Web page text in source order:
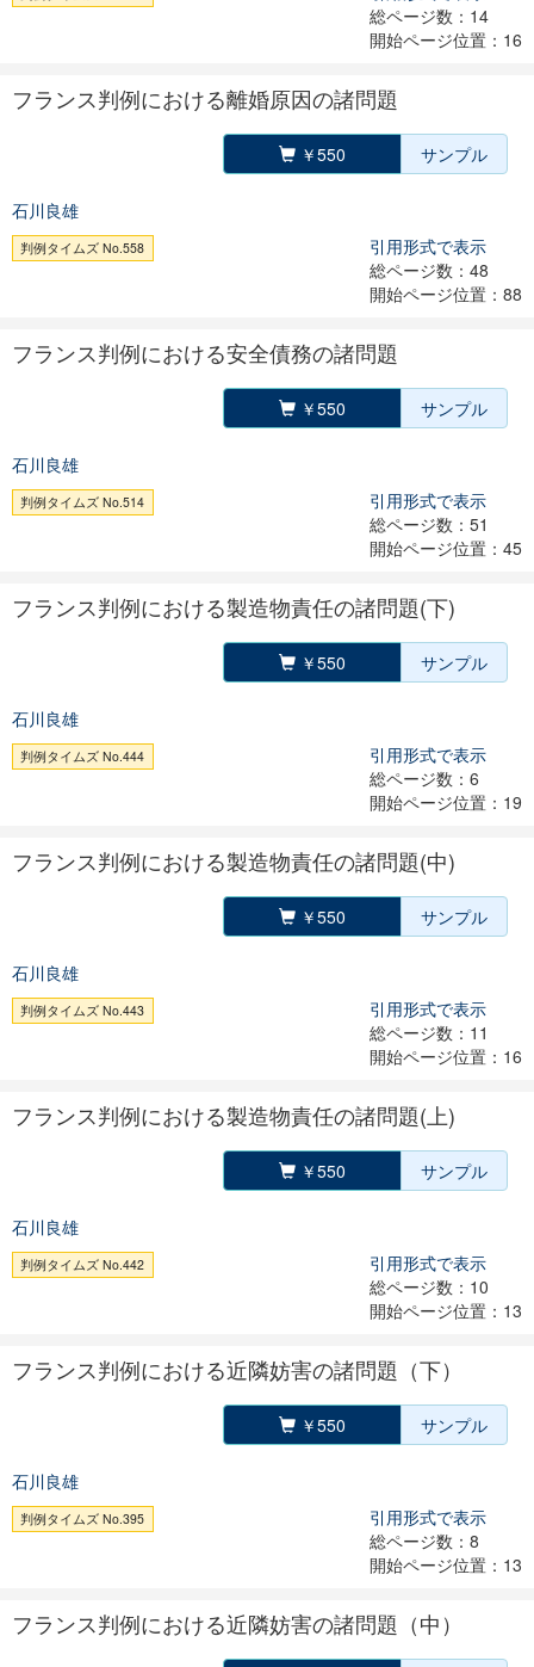
総ページ数：14
開始ページ位置：16
フランス判例における離婚原因の諸問題
￥550 サンプル
石川良雄
判例タイムズ No.558
引用形式で表示
総ページ数：48
開始ページ位置：88
フランス判例における安全債務の諸問題
￥550 サンプル
石川良雄
判例タイムズ No.514
引用形式で表示
総ページ数：51
開始ページ位置：45
フランス判例における製造物責任の諸問題(下)
￥550 サンプル
石川良雄
判例タイムズ No.444
引用形式で表示
総ページ数：6
開始ページ位置：19
フランス判例における製造物責任の諸問題(中)
￥550 サンプル
石川良雄
判例タイムズ No.443
引用形式で表示
総ページ数：11
開始ページ位置：16
フランス判例における製造物責任の諸問題(上)
￥550 サンプル
石川良雄
判例タイムズ No.442
引用形式で表示
総ページ数：10
開始ページ位置：13
フランス判例における近隣妨害の諸問題（下）
￥550 サンプル
石川良雄
判例タイムズ No.395
引用形式で表示
総ページ数：8
開始ページ位置：13
フランス判例における近隣妨害の諸問題（中）